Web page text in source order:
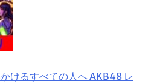
けるすべての人へ AKB48 レ